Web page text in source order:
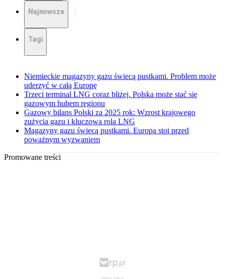
Najnowsze
Tagi
Niemieckie magazyny gazu świecą pustkami. Problem może
uderzyć w całą Europę
Trzeci terminal LNG coraz bliżej. Polska może stać się
gazowym hubem regionu
Gazowy bilans Polski za 2025 rok: Wzrost krajowego
zużycia gazu i kluczowa rola LNG
Magazyny gazu świecą pustkami. Europa stoi przed
poważnym wyzwaniem
Promowane treści